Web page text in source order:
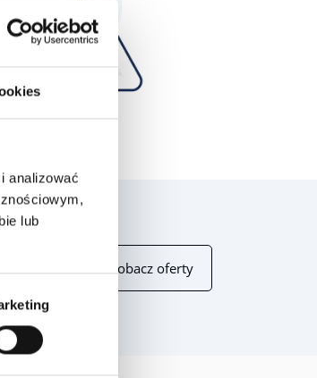
analizować
lub
Zobacz oferty